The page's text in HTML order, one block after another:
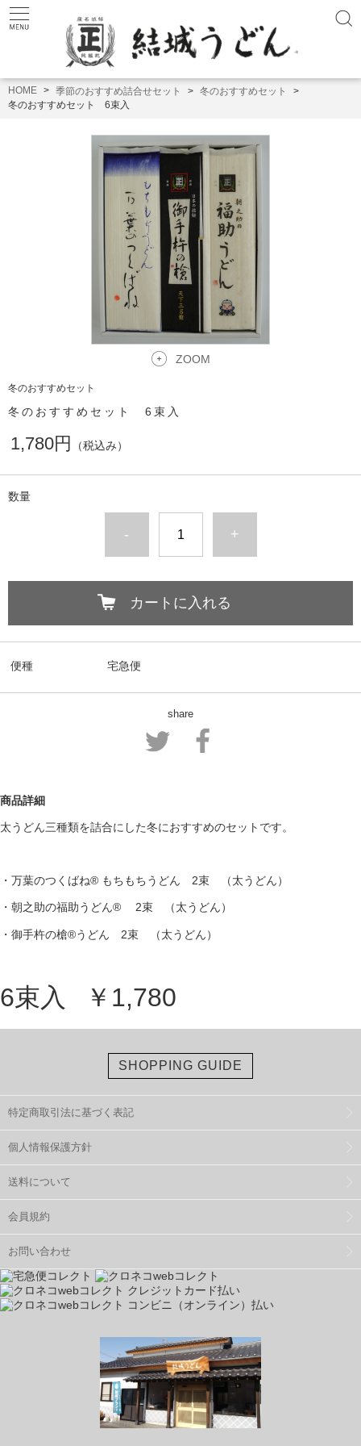
HOME 季節のおすすめ詰合せセット
冬のおすすめセット
冬のおすすめセット 6束入
ZOOM
冬のおすすめセット
冬のおすすめセット 6束入
1,780円 （税込み）
数量
- +
カートに入れる
便種 宅急便
share
商品詳細
太うどん三種類を詰合にした冬におすすめのセットです。
・万葉のつくばね® もちもちうどん 2束 （太うどん）
・朝之助の福助うどん® 2束 （太うどん）
・御手杵の槍®うどん 2束 （太うどん）
6束入 ￥1,780
SHOPPING GUIDE
特定商取引法に基づく表記
個人情報保護方針
送料について
会員規約
お問い合わせ